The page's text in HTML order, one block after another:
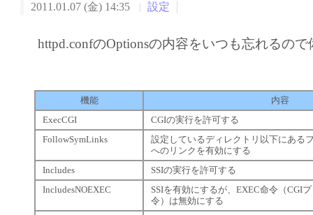
2011.01.07 (金) 14:35 設定
httpd.confのOptionsの内容をいつも忘れるので
機能
内容
ExecCGI
CGIの実行を許可する
FollowSymLinks
設定しているディレクトリ以下にある
へのリンクを有効にする
Includes
SSIの実行を許可する
IncludesNOEXEC
SSIを有効にするが、EXEC命令（CGI
令）は無効にする